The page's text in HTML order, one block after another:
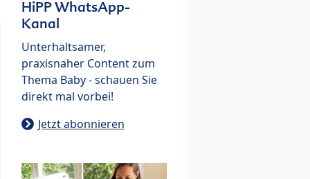
HiPP WhatsApp-
Kanal
Unterhaltsamer,
praxisnaher Content zum
Thema Baby - schauen Sie
direkt mal vorbei!
Jetzt abonnieren